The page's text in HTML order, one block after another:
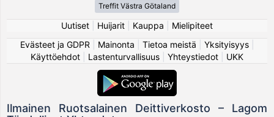
Treffit Västra Götaland
Uutiset Huijarit Kauppa
Mielipiteet
Evästeet ja GDPR
Mainonta Tietoa meistä Yksityisyys|
Käyttöehdot
Lastenturvallisuus Yhteystiedot UKK
Ilmainen Ruotsalainen Deittiverkosto – Lagom